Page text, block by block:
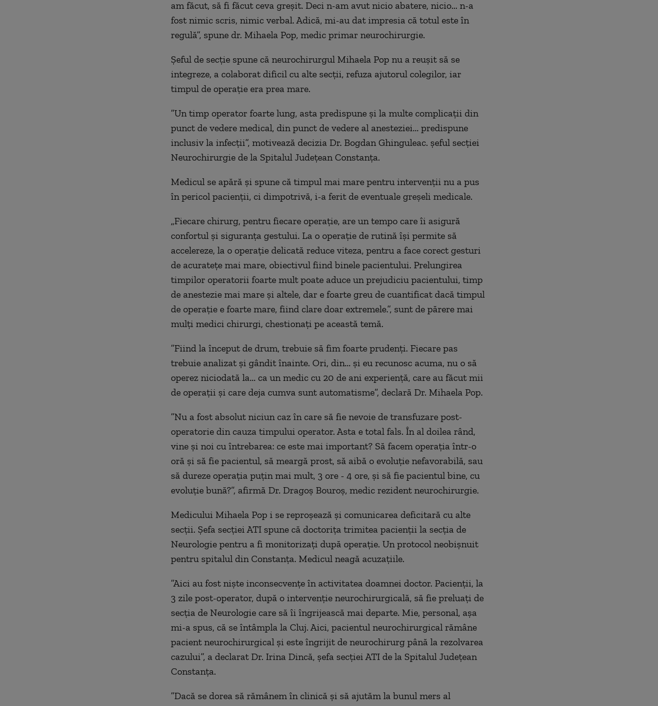
am făcut, să fi făcut ceva greșit. Deci n-am avut nicio abatere, nicio... n-a
fost nimic scris, nimic verbal. Adică, mi-au dat impresia că totul este în
regulă”, spune dr. Mihaela Pop, medic primar neurochirurgie.
Șeful de secție spune că neurochirurgul Mihaela Pop nu a reușit să se
integreze, a colaborat dificil cu alte secții, refuza ajutorul colegilor, iar
timpul de operație era prea mare.
”Un timp operator foarte lung, asta predispune și la multe complicații din
punct de vedere medical, din punct de vedere al anesteziei... predispune
inclusiv la infecții”, motivează decizia Dr. Bogdan Ghinguleac. șeful secției
Neurochirurgie de la Spitalul Județean Constanța.
Medicul se apără și spune că timpul mai mare pentru intervenții nu a pus
în pericol pacienții, ci dimpotrivă, i-a ferit de eventuale greșeli medicale.
„Fiecare chirurg, pentru fiecare operație, are un tempo care îi asigură
confortul și siguranța gestului. La o operație de rutină își permite să
accelereze, la o operație delicată reduce viteza, pentru a face corect gesturi
de acuratețe mai mare, obiectivul fiind binele pacientului. Prelungirea
timpilor operatorii foarte mult poate aduce un prejudiciu pacientului, timp
de anestezie mai mare și altele, dar e foarte greu de cuantificat dacă timpul
de operație e foarte mare, fiind clare doar extremele.”, sunt de părere mai
mulți medici chirurgi, chestionați pe această temă.
”Fiind la început de drum, trebuie să fim foarte prudenți. Fiecare pas
trebuie analizat și gândit înainte. Ori, din... și eu recunosc acuma, nu o să
operez niciodată la... ca un medic cu 20 de ani experiență, care au făcut mii
de operații și care deja cumva sunt automatisme”, declară Dr. Mihaela Pop.
”Nu a fost absolut niciun caz în care să fie nevoie de transfuzare post-
operatorie din cauza timpului operator. Asta e total fals. În al doilea rând,
vine și noi cu întrebarea: ce este mai important? Să facem operația într-o
oră și să fie pacientul, să meargă prost, să aibă o evoluție nefavorabilă, sau
să dureze operația puțin mai mult, 3 ore - 4 ore, și să fie pacientul bine, cu
evoluție bună?”, afirmă Dr. Dragoș Bouroș, medic rezident neurochirurgie.
Medicului Mihaela Pop i se reproșează și comunicarea deficitară cu alte
secții. Șefa secției ATI spune că doctorița trimitea pacienții la secția de
Neurologie pentru a fi monitorizați după operație. Un protocol neobișnuit
pentru spitalul din Constanța. Medicul neagă acuzațiile.
”Aici au fost niște inconsecvențe în activitatea doamnei doctor. Pacienții, la
3 zile post-operator, după o intervenție neurochirurgicală, să fie preluați de
secția de Neurologie care să îi îngrijească mai departe. Mie, personal, așa
mi-a spus, că se întâmpla la Cluj. Aici, pacientul neurochirurgical rămâne
pacient neurochirurgical și este îngrijit de neurochirurg până la rezolvarea
cazului”, a declarat Dr. Irina Dincă, șefa secției ATI de la Spitalul Județean
Constanța.
”Dacă se dorea să rămânem în clinică și să ajutăm la bunul mers al